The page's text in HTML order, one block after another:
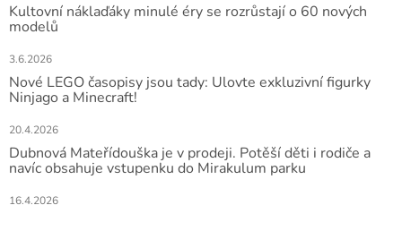
Kultovní náklaďáky minulé éry se rozrůstají o 60 nových
modelů
3.6.2026
Nové LEGO časopisy jsou tady: Ulovte exkluzivní figurky
Ninjago a Minecraft!
20.4.2026
Dubnová Mateřídouška je v prodeji. Potěší děti i rodiče a
navíc obsahuje vstupenku do Mirakulum parku
16.4.2026